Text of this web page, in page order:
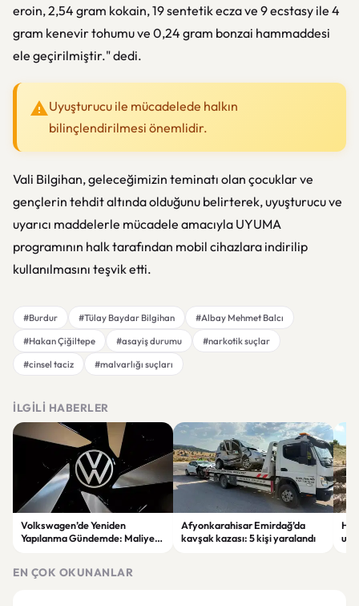
eroin, 2,54 gram kokain, 19 sentetik ecza ve 9 ecstasy ile 4
gram kenevir tohumu ve 0,24 gram bonzai hammaddesi
ele geçirilmiştir." dedi.
Uyuşturucu ile mücadelede halkın
bilinçlendirilmesi önemlidir.
Vali Bilgihan, geleceğimizin teminatı olan çocuklar ve
gençlerin tehdit altında olduğunu belirterek, uyuşturucu ve
uyarıcı maddelerle mücadele amacıyla UYUMA
programının halk tarafından mobil cihazlara indirilip
kullanılmasını teşvik etti.
#Burdur #Tülay Baydar Bilgihan
#Albay Mehmet Balcı
#Hakan Çiğiltepe
#asayiş durumu
#narkotik suçlar
#cinsel taciz
#malvarlığı suçları
İLGILI HABERLER
Volkswagen’de Yeniden
Yapılanma Gündemde: Maliyet
Afyonkarahisar Emirdağ’da
kavşak kazası: 5 kişi yaralandı
EN ÇOK OKUNANLAR